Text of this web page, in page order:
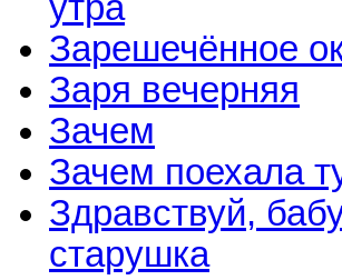
утра
Зарешечённое
Заря вечерняя
Зачем
Зачем поехала
Здравствуй,
старушка